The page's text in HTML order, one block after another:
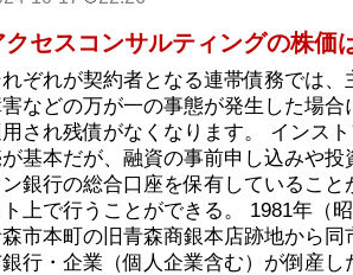
クセスコンサルティングの株価
ぞれが契約者となる連帯債務では
などの万が一の事態が発生した場
され残債がなくなります。 インス
基本だが、融資の事前申し込みや
銀行の総合口座を保有しているこ
ト上で行うことができる。 1981年（
市本町の旧青森商銀本店跡地から
行・企業（個人企業含む）が倒産